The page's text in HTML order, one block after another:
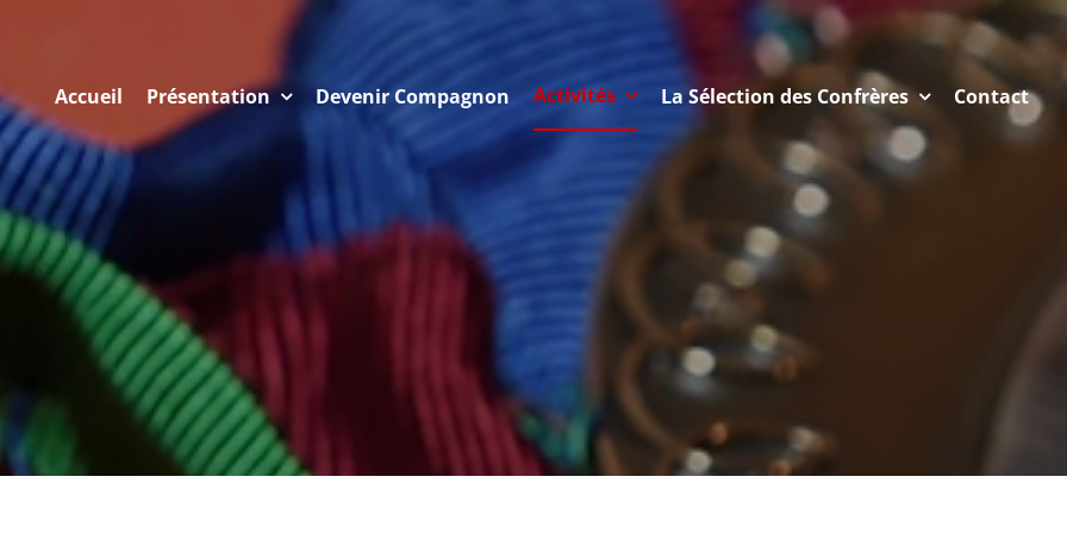
Accueil Présentation Devenir Compagnon Activités La Sélection des Confrères Contact